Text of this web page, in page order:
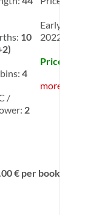
10
4
/
2
Early Booking
2022: -10.00%
Price:
more info
€ per booking